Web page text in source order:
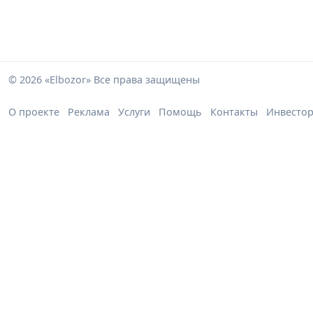
© 2026 «Elbozor» Все права защищены
О проекте Реклама Услуги Помощь Контакты